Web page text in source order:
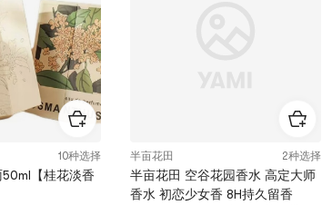
10种选择
【桂花淡香
半亩花田 2种选择
半亩花田 空谷花园香水 高定大师
香水 初恋少女香 8H持久留香